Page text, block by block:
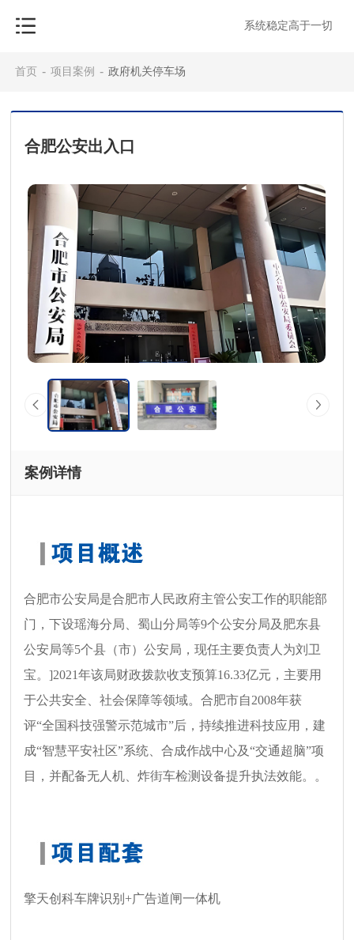
系统稳定高于一切
首页 - 项目案例 - 政府机关停车场
合肥公安出入口
案例详情
合肥市公安局是合肥市人民政府主管公安工作的职能部
门，下设瑶海分局、蜀山分局等9个公安分局及肥东县
公安局等5个县（市）公安局，现任主要负责人为刘卫
宝。]2021年该局财政拨款收支预算16.33亿元，主要用
于公共安全、社会保障等领域。合肥市自2008年获
评“全国科技强警示范城市”后，持续推进科技应用，建
成“智慧平安社区”系统、合成作战中心及“交通超脑”项
目，并配备无人机、炸街车检测设备提升执法效能。。
擎天创科车牌识别+广告道闸一体机